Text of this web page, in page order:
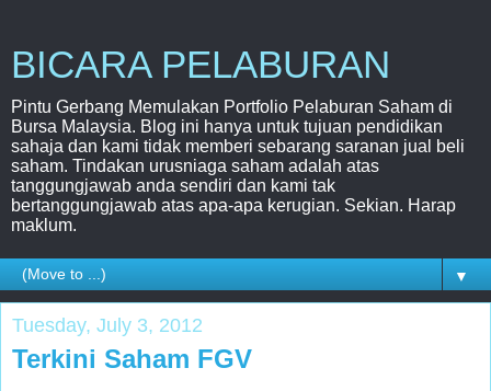
BICARA PELABURAN
Pintu Gerbang Memulakan Portfolio Pelaburan Saham di
Bursa Malaysia. Blog ini hanya untuk tujuan pendidikan
sahaja dan kami tidak memberi sebarang saranan jual beli
saham. Tindakan urusniaga saham adalah atas
tanggungjawab anda sendiri dan kami tak
bertanggungjawab atas apa-apa kerugian. Sekian. Harap
maklum.
▼
Tuesday, July 3, 2012
Terkini Saham FGV